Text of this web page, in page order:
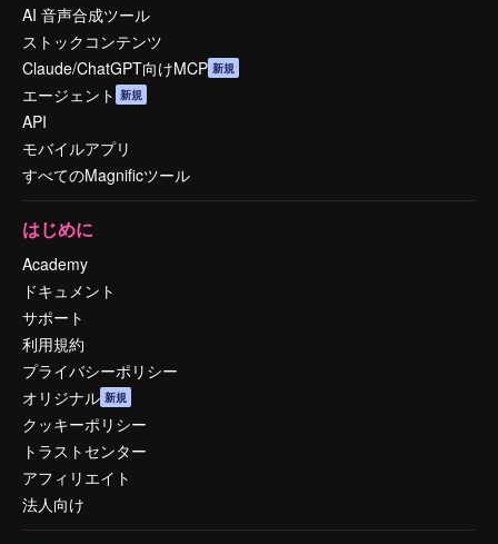
AI 音声合成ツール
ストックコンテンツ
Claude/ChatGPT向けMCP 新規
エージェント 新規
API
モバイルアプリ
すべてのMagnificツール
はじめに
Academy
ドキュメント
サポート
利用規約
プライバシーポリシー
オリジナル 新規
クッキーポリシー
トラストセンター
アフィリエイト
法人向け